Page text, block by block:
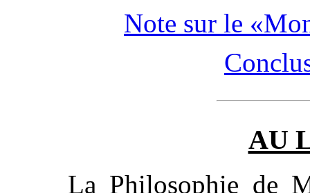
Note sur le
AU
La Philosophie de